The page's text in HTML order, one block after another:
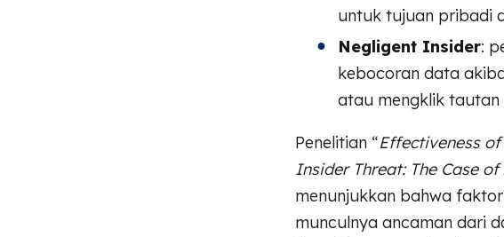
untuk tujuan pribadi
Negligent Insider:
kebocoran data
atau mengklik tautan
Penelitian “Effectiveness
Insider Threat: The Case
menunjukkan bahwa
munculnya ancaman dari